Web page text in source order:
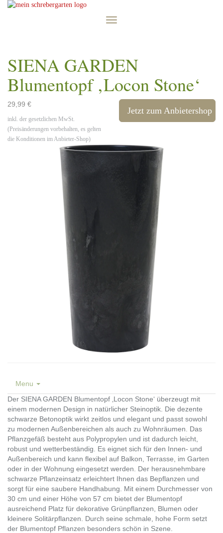
Skip
Toggle
SIENA GARDEN
Blumentopf ‚Locon Stone‘
29,99 €
inkl. der gesetzlichen MwSt.
(Preisänderungen vorbehalten, es gelten
die Konditionen im Anbieter-Shop)
Jetzt zum Anbietershop
Menu
Der SIENA GARDEN Blumentopf ‚Locon Stone‘ überzeugt mit
einem modernen Design in natürlicher Steinoptik. Die dezente
schwarze Betonoptik wirkt zeitlos und elegant und passt sowohl
zu modernen Außenbereichen als auch zu Wohnräumen. Das
Pflanzgefäß besteht aus Polypropylen und ist dadurch leicht,
robust und wetterbeständig. Es eignet sich für den Innen- und
Außenbereich und kann flexibel auf Balkon, Terrasse, im Garten
oder in der Wohnung eingesetzt werden. Der herausnehmbare
schwarze Pflanzeinsatz erleichtert Ihnen das Bepflanzen und
sorgt für eine saubere Handhabung. Mit einem Durchmesser von
30 cm und einer Höhe von 57 cm bietet der Blumentopf
ausreichend Platz für dekorative Grünpflanzen, Blumen oder
kleinere Solitärpflanzen. Durch seine schmale, hohe Form setzt
der Blumentopf Pflanzen besonders schön in Szene.